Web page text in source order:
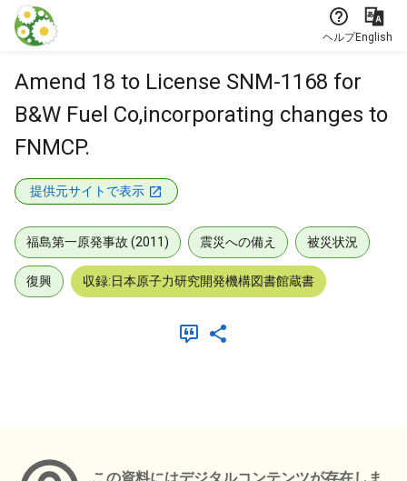
本文に飛ぶ
ヘルプEnglish
Amend 18 to License SNM-1168 for
B&W Fuel Co,incorporating changes to
FNMCP.
提供元サイトで表示
福島第一原発事故 (2011) 震災への備え 被災状況
復興 収録:日本原子力研究開発機構図書館蔵書
この資料にはデジタルコンテンツが存在しま